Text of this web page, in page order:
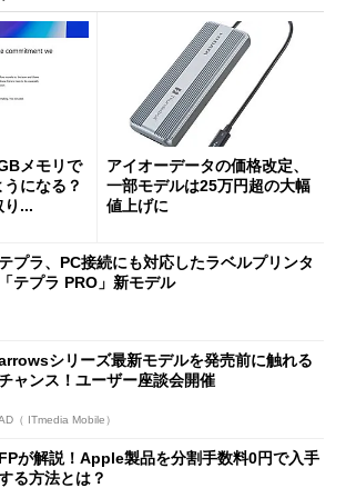
メモリで
になる？
...
アイオーデータの価格改定、
一部モデルは25万円超の大幅
値上げに
テプラ、PC接続にも対応したラベルプリンタ
「テプラ PRO」新モデル
シリーズ最新モデルを発売前に触れる
ャンス！ユーザー座談会開催
（ ITmedia Mobile）
FPが解説！Apple製品を分割手数料0円で入手
る方法とは？